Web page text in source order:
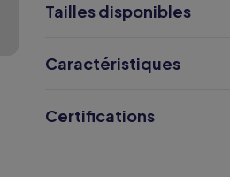
Tailles disponibles
Caractéristiques
Certifications